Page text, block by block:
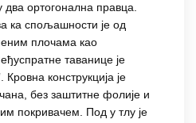
ортогонална правца.
ка спољашности је од
плочама као
таванице је
конструкција је
без заштитне фолије и
покривачем. Под у тлу је